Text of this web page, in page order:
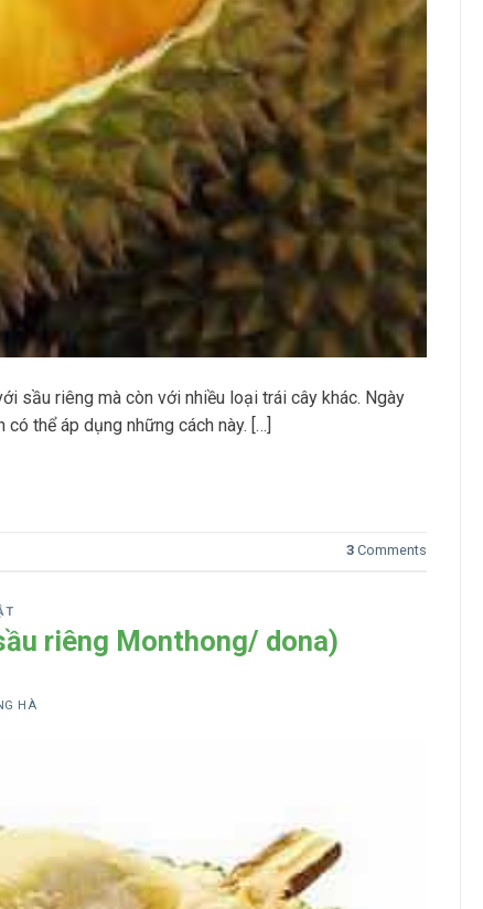
sầu riêng mà còn với nhiều loại trái cây khác. Ngày
thể áp dụng những cách này. […]
3 Comments
riêng Monthong/ dona)
HÀ